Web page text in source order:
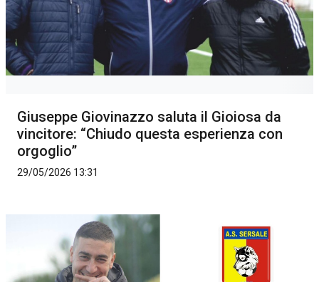
Giuseppe Giovinazzo saluta il Gioiosa da
vincitore: “Chiudo questa esperienza con
orgoglio”
29/05/2026 13:31